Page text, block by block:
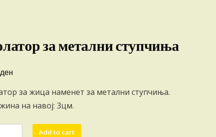
за метални ступчиња
ден
за жица наменет за метални ступчиња.
на навој: 3цм.
Add to cart